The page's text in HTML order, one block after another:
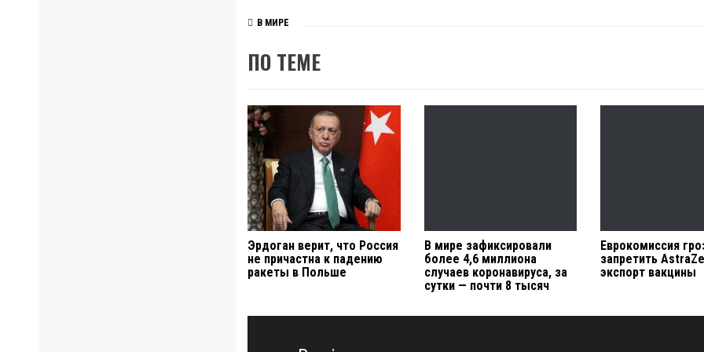
В МИРЕ
ПО ТЕМЕ
Эрдоган верит, что Россия
не причастна к падению
ракеты в Польше
В мире зафиксировали
более 4,6 миллиона
случаев коронавируса, за
сутки — почти 8 тысяч
Еврокомиссия
запретить
экспорт вакцины
Навигация